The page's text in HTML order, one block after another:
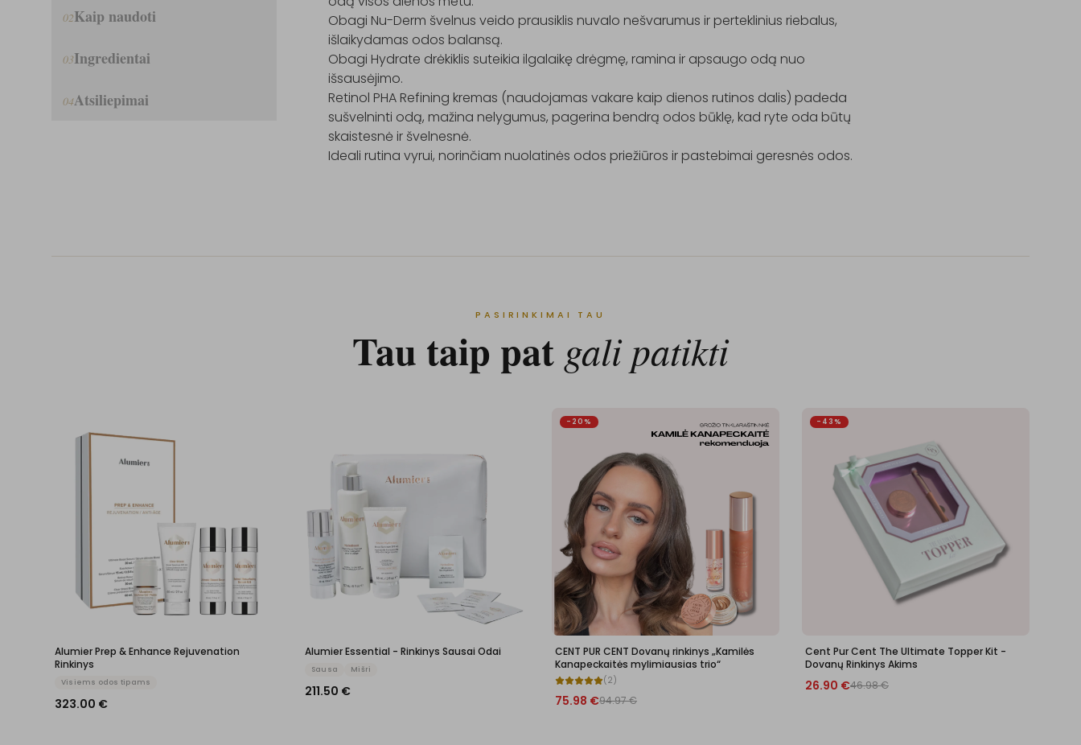
02Kaip naudoti
03Ingredientai
04Atsiliepimai
Obagi Nu-Derm švelnus veido prausiklis nuvalo nešvarumus ir perteklinius riebalus,
išlaikydamas odos balansą.
Obagi Hydrate drėkiklis suteikia ilgalaikę drėgmę, ramina ir apsaugo odą nuo
išsausėjimo.
Retinol PHA Refining kremas (naudojamas vakare kaip dienos rutinos dalis) padeda
sušvelninti odą, mažina nelygumus, pagerina bendrą odos būklę, kad ryte oda būtų
skaistesnė ir švelnesnė.
Ideali rutina vyrui, norinčiam nuolatinės odos priežiūros ir pastebimai geresnės odos.
PASIRINKIMAI TAU
Tau taip pat gali patikti
Alumier Prep & Enhance Rejuvenation
Rinkinys
Visiems odos tipams
323.00 €
Alumier Essential - Rinkinys Sausai Odai
Sausa Mišri
211.50 €
-20%
CENT PUR CENT Dovanų rinkinys „Kamilės
Kanapeckaitės mylimiausias trio“
( 2 )
75.98 €94.97€
-43%
Cent Pur Cent The Ultimate Topper Kit -
Dovanų Rinkinys Akims
26.90 €46.98€